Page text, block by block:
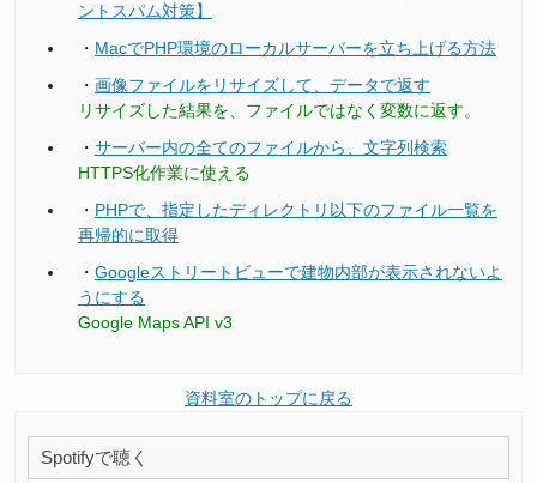
ントスパム対策】
・ MacでPHP環境のローカルサーバーを立ち上げる方法
・ 画像ファイルをリサイズして、データで返す
リサイズした結果を、ファイルではなく変数に返す。
・ サーバー内の全てのファイルから、文字列検索
HTTPS化作業に使える
・ PHPで、指定したディレクトリ以下のファイル一覧を
再帰的に取得
・ Googleストリートビューで建物内部が表示されないよ
うにする
Google Maps API v3
資料室のトップに戻る
Spotifyで聴く